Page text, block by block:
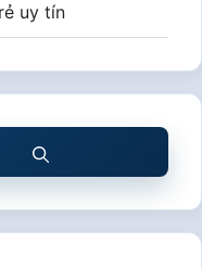
uy tín